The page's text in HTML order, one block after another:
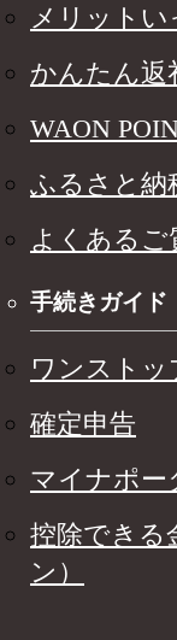
メリット
かんたん返
WAON
ふるさと納
よくあるご
手続きガイド
ワンストッ
確定申告
マイナポー
控除できる
ン）